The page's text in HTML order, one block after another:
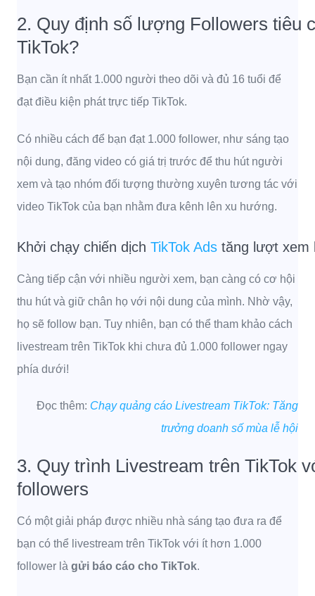
2. Quy định số lượng Followers tiêu
TikTok?
Bạn cần ít nhất 1.000 người theo dõi và đủ 16 tuổi để
đạt điều kiện phát trực tiếp TikTok.
Có nhiều cách để bạn đạt 1.000 follower, như sáng tạo
nội dung, đăng video có giá trị trước để thu hút người
xem và tạo nhóm đối tượng thường xuyên tương tác với
video TikTok của bạn nhằm đưa kênh lên xu hướng.
Khởi chạy chiến dịch TikTok Ads tăng lượt xem
Càng tiếp cận với nhiều người xem, bạn càng có cơ hội
thu hút và giữ chân họ với nội dung của mình. Nhờ vậy,
họ sẽ follow bạn. Tuy nhiên, bạn có thể tham khảo cách
livestream trên TikTok khi chưa đủ 1.000 follower ngay
phía dưới!
Đọc thêm: Chạy quảng cáo Livestream TikTok: Tăng
trưởng doanh số mùa lễ hội
3. Quy trình Livestream trên TikTok
followers
Có một giải pháp được nhiều nhà sáng tạo đưa ra để
bạn có thể livestream trên TikTok với ít hơn 1.000
follower là gửi báo cáo cho TikTok.